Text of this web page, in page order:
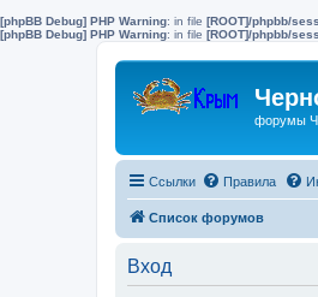
[phpBB Debug] PHP Warning: in file [ROOT]/phpbb/
[phpBB Debug] PHP Warning: in file [ROOT]/phpbb/
форумы
Ссылки Правила
Список форумов
Вход